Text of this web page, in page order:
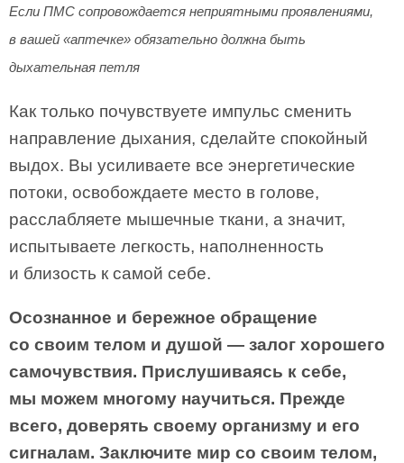
Если ПМС сопровождается неприятными проявлениями,
в вашей «аптечке» обязательно должна быть
дыхательная петля
Как только почувствуете импульс сменить
направление дыхания, сделайте спокойный
выдох. Вы усиливаете все энергетические
потоки, освобождаете место в голове,
расслабляете мышечные ткани, а значит,
испытываете легкость, наполненность
и близость к самой себе.
Осознанное и бережное обращение
со своим телом и душой — залог хорошего
самочувствия. Прислушиваясь к себе,
мы можем многому научиться. Прежде
всего, доверять своему организму и его
сигналам. Заключите мир со своим телом,